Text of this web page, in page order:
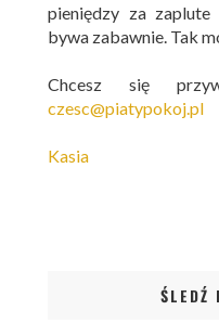
pieniędzy za
bywa zabawnie. Tak
Chcesz się
czesc@piatypokoj.pl
Kasia
ŚLEDŹ